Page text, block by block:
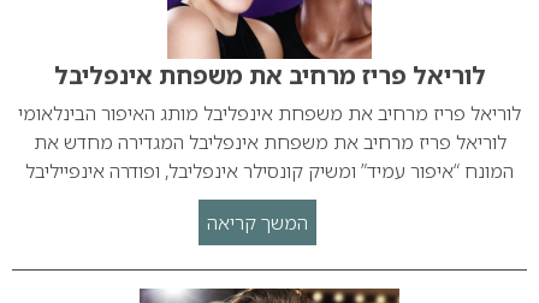
לוריאל פריז מרחיב את משפחת אינפליבל
לוריאל פריז מרחיב את משפחת אינפליבל מותג האיפור הבינלאומי
לוריאל פריז מרחיב את משפחת אינפליבל המגדירה מחדש את
המונח “איפור עמיד” ומשיק קונסילר אינפליבל, ופודרה אינפייליבל
המשך קריאה